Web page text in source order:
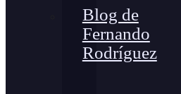
Blog de
Fernando
Rodríguez